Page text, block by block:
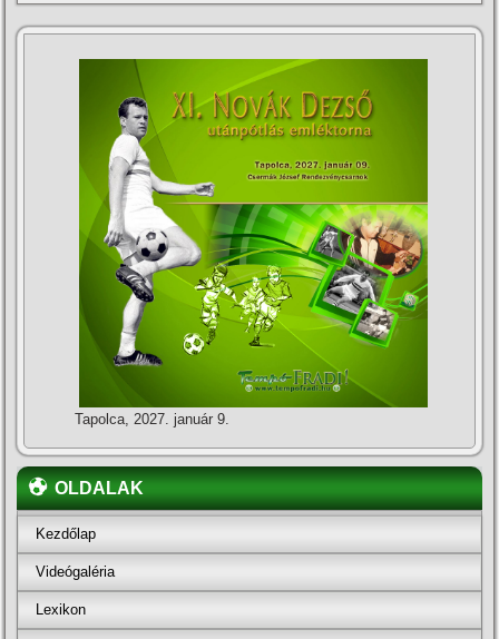
Tapolca, 2027. január 9.
OLDALAK
Kezdőlap
Videógaléria
Lexikon